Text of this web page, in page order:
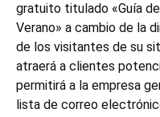
gratuito titulado «Guía
Verano» a cambio de la
de los visitantes de su
atraerá a clientes
permitirá a la empresa
lista de correo